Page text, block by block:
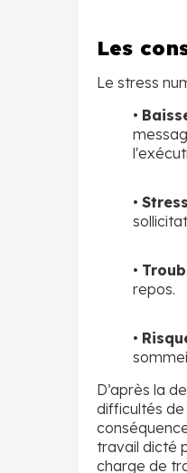
Les
Le stress
•
•
•
repos.
•
D’après la
difficultés
travail dicté
charge de